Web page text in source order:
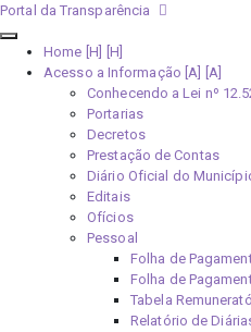
Portal da Transparência
Home [H]
Acesso a Informação [A]
Conhecendo a Lei nº
Portarias
Decretos
Prestação de Contas
Diário Oficial do
Editais
Ofícios
Pessoal
Folha de
Folha de
Tabela
Relatório de